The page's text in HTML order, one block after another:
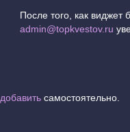
После того, как виджет
admin@topkvestov.ru
добавить самостоятельно.